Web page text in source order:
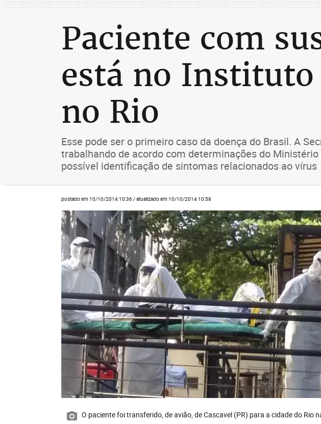
Paciente com
está no Instituto
no Rio
Esse pode ser o primeiro caso da doença do Brasil. A
trabalhando de acordo com determinações do
possível identificação de sintomas relacionados ao vírus
postado em 10/10/2014 10:36 / atualizado em 10/10/2014 10:58
O paciente foi transferido, de avião, de Cascavel (PR) para a cidade do Rio